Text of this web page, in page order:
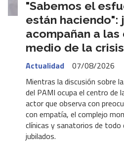
"Sabemos el
están haciendo":
acompañan a las
medio de la
Actualidad
07/08/2026
Mientras la discusión sobre
del PAMI ocupa el centro de
actor que observa con
con empatía, el complejo
clínicas y sanatorios de todo
jubilados.